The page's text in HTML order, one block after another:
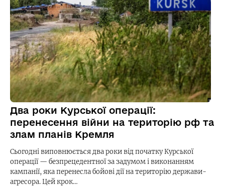
Два роки Курської операції:
перенесення війни на територію рф та
злам планів Кремля
Сьогодні виповнюється два роки від початку Курської
операції — безпрецедентної за задумом і виконанням
кампанії, яка перенесла бойові дії на територію держави-
агресора. Цей крок…